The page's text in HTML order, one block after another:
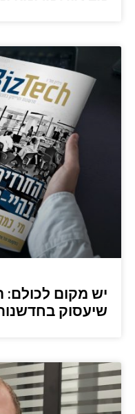
יש מקום לכולם:
שיעסוק